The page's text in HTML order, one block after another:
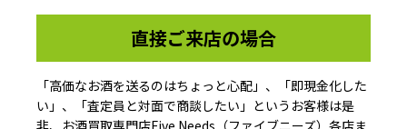
直接ご来店の場合
「高価なお酒を送るのはちょっと心配」、「即現金化した
い」、「査定員と対面で商談したい」というお客様は是
非、お酒買取専門店Five Needs（ファイブニーズ）各店ま